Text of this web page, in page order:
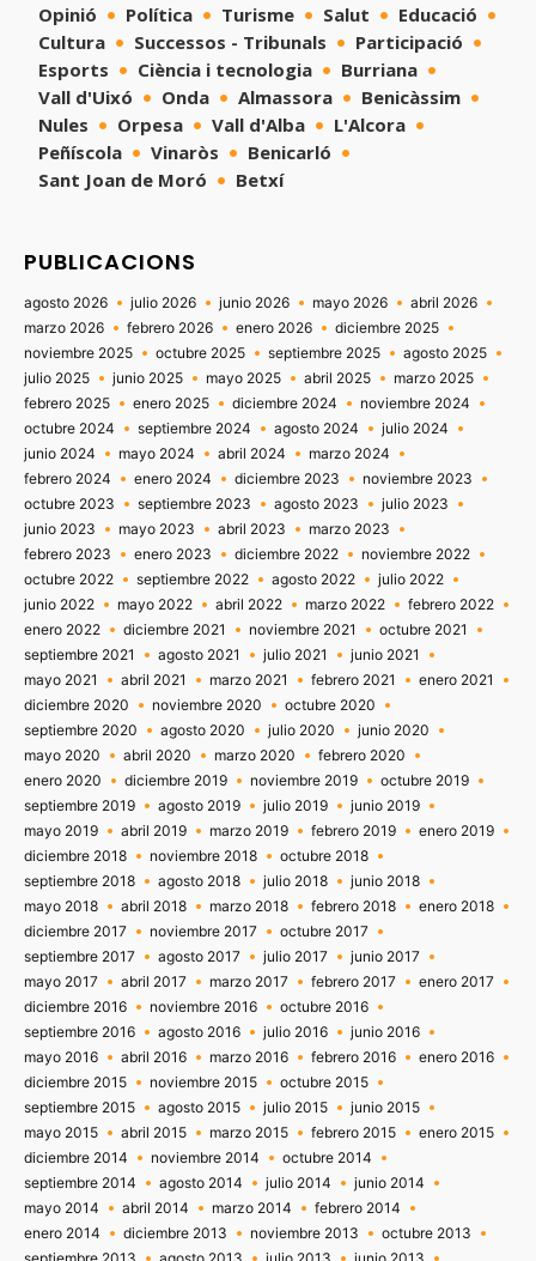
Opinió
Política Turisme Salut
Educació
Cultura
Successos - Tribunals
Participació
Esports
Ciència i tecnologia
Burriana
Vall d'Uixó
Onda Almassora
Benicàssim
Nules
Orpesa Vall d'Alba
L'Alcora
Peñíscola
Vinaròs
Benicarló
Sant Joan de Moró
Betxí
PUBLICACIONS
agosto 2026 julio 2026 junio 2026 mayo 2026
abril 2026
marzo 2026
febrero 2026 enero 2026
diciembre 2025
noviembre 2025
octubre 2025 septiembre 2025
agosto 2025
julio 2025
junio 2025 mayo 2025 abril 2025
marzo 2025
febrero 2025
enero 2025 diciembre 2024
noviembre 2024
octubre 2024
septiembre 2024 agosto 2024
julio 2024
junio 2024
mayo 2024 abril 2024
marzo 2024
febrero 2024
enero 2024 diciembre 2023
noviembre 2023
octubre 2023
septiembre 2023 agosto 2023
julio 2023
junio 2023
mayo 2023 abril 2023
marzo 2023
febrero 2023
enero 2023 diciembre 2022
noviembre 2022
octubre 2022
septiembre 2022 agosto 2022
julio 2022
junio 2022
mayo 2022 abril 2022 marzo 2022
febrero 2022
enero 2022
diciembre 2021 noviembre 2021
octubre 2021
septiembre 2021
agosto 2021 julio 2021
junio 2021
mayo 2021
abril 2021 marzo 2021 febrero 2021
enero 2021
diciembre 2020
noviembre 2020
octubre 2020
septiembre 2020
agosto 2020 julio 2020
junio 2020
mayo 2020
abril 2020 marzo 2020
febrero 2020
enero 2020
diciembre 2019 noviembre 2019
octubre 2019
septiembre 2019
agosto 2019 julio 2019
junio 2019
mayo 2019
abril 2019 marzo 2019 febrero 2019
enero 2019
diciembre 2018
noviembre 2018
octubre 2018
septiembre 2018
agosto 2018 julio 2018
junio 2018
mayo 2018
abril 2018 marzo 2018 febrero 2018
enero 2018
diciembre 2017
noviembre 2017
octubre 2017
septiembre 2017
agosto 2017 julio 2017
junio 2017
mayo 2017
abril 2017 marzo 2017 febrero 2017
enero 2017
diciembre 2016
noviembre 2016
octubre 2016
septiembre 2016
agosto 2016 julio 2016
junio 2016
mayo 2016
abril 2016 marzo 2016 febrero 2016
enero 2016
diciembre 2015
noviembre 2015
octubre 2015
septiembre 2015
agosto 2015 julio 2015
junio 2015
mayo 2015
abril 2015 marzo 2015 febrero 2015
enero 2015
diciembre 2014
noviembre 2014
octubre 2014
septiembre 2014
agosto 2014 julio 2014
junio 2014
mayo 2014
abril 2014 marzo 2014
febrero 2014
enero 2014
diciembre 2013 noviembre 2013
octubre 2013